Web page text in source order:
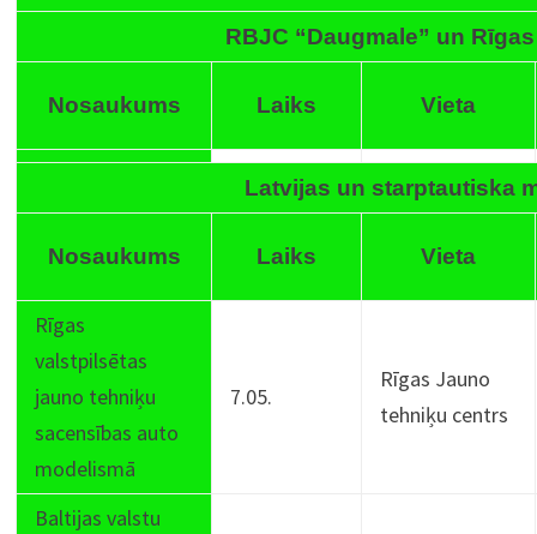
RBJC “Daugmale” un
Nosaukums Laiks Vieta
Latvijas un starptautiska
Nosaukums Laiks Vieta
Rīgas
valstpilsētas
jauno tehniķu
sacensības auto
modelismā
7.05.
Rīgas Jauno
tehniķu centrs
Baltijas valstu